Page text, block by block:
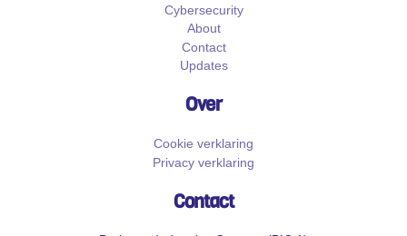
Cybersecurity
About
Contact
Updates
Over
Cookie verklaring
Privacy verklaring
Contact